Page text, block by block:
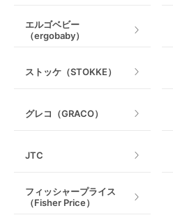
エルゴベビー
（ergobaby）
ストッケ（STOKKE）
グレコ（GRACO）
JTC
フィッシャープライス
（Fisher Price）